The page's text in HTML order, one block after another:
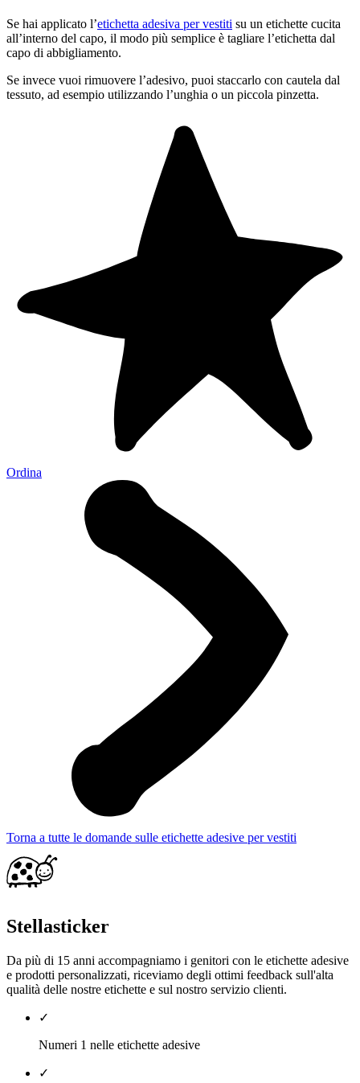
Se hai applicato l’etichetta adesiva per vestiti su un etichette cucita
all’interno del capo, il modo più semplice è tagliare l’etichetta dal
capo di abbigliamento.
Se invece vuoi rimuovere l’adesivo, puoi staccarlo con cautela dal
tessuto, ad esempio utilizzando l’unghia o un piccola pinzetta.
Ordina
Torna a tutte le domande sulle etichette adesive per vestiti
Stellasticker
Da più di 15 anni accompagniamo i genitori con le etichette adesive
e prodotti personalizzati, riceviamo degli ottimi feedback sull'alta
qualità delle nostre etichette e sul nostro servizio clienti.
✓
Numeri 1 nelle etichette adesive
✓